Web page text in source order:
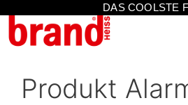
DAS COOLSTE
Produkt